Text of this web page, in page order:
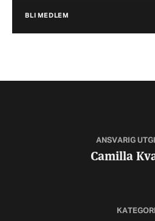
BLI MEDLEM
ANSVARIG
Camilla
KATEGORI